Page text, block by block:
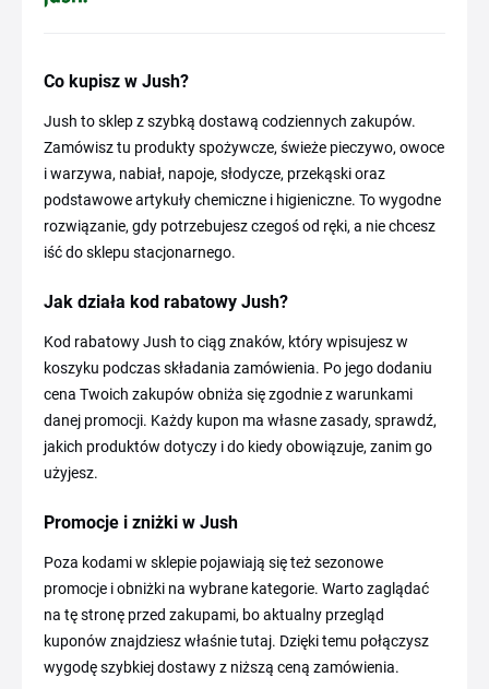
Co kupisz w Jush?
Jush to sklep z szybką dostawą codziennych zakupów.
Zamówisz tu produkty spożywcze, świeże pieczywo, owoce
i warzywa, nabiał, napoje, słodycze, przekąski oraz
podstawowe artykuły chemiczne i higieniczne. To wygodne
rozwiązanie, gdy potrzebujesz czegoś od ręki, a nie chcesz
iść do sklepu stacjonarnego.
Jak działa kod rabatowy Jush?
Kod rabatowy Jush to ciąg znaków, który wpisujesz w
koszyku podczas składania zamówienia. Po jego dodaniu
cena Twoich zakupów obniża się zgodnie z warunkami
danej promocji. Każdy kupon ma własne zasady, sprawdź,
jakich produktów dotyczy i do kiedy obowiązuje, zanim go
użyjesz.
Promocje i zniżki w Jush
Poza kodami w sklepie pojawiają się też sezonowe
promocje i obniżki na wybrane kategorie. Warto zaglądać
na tę stronę przed zakupami, bo aktualny przegląd
kuponów znajdziesz właśnie tutaj. Dzięki temu połączysz
wygodę szybkiej dostawy z niższą ceną zamówienia.